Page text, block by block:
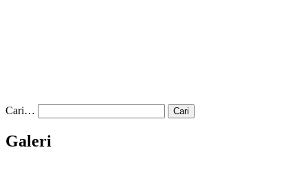
Cari…
Galeri